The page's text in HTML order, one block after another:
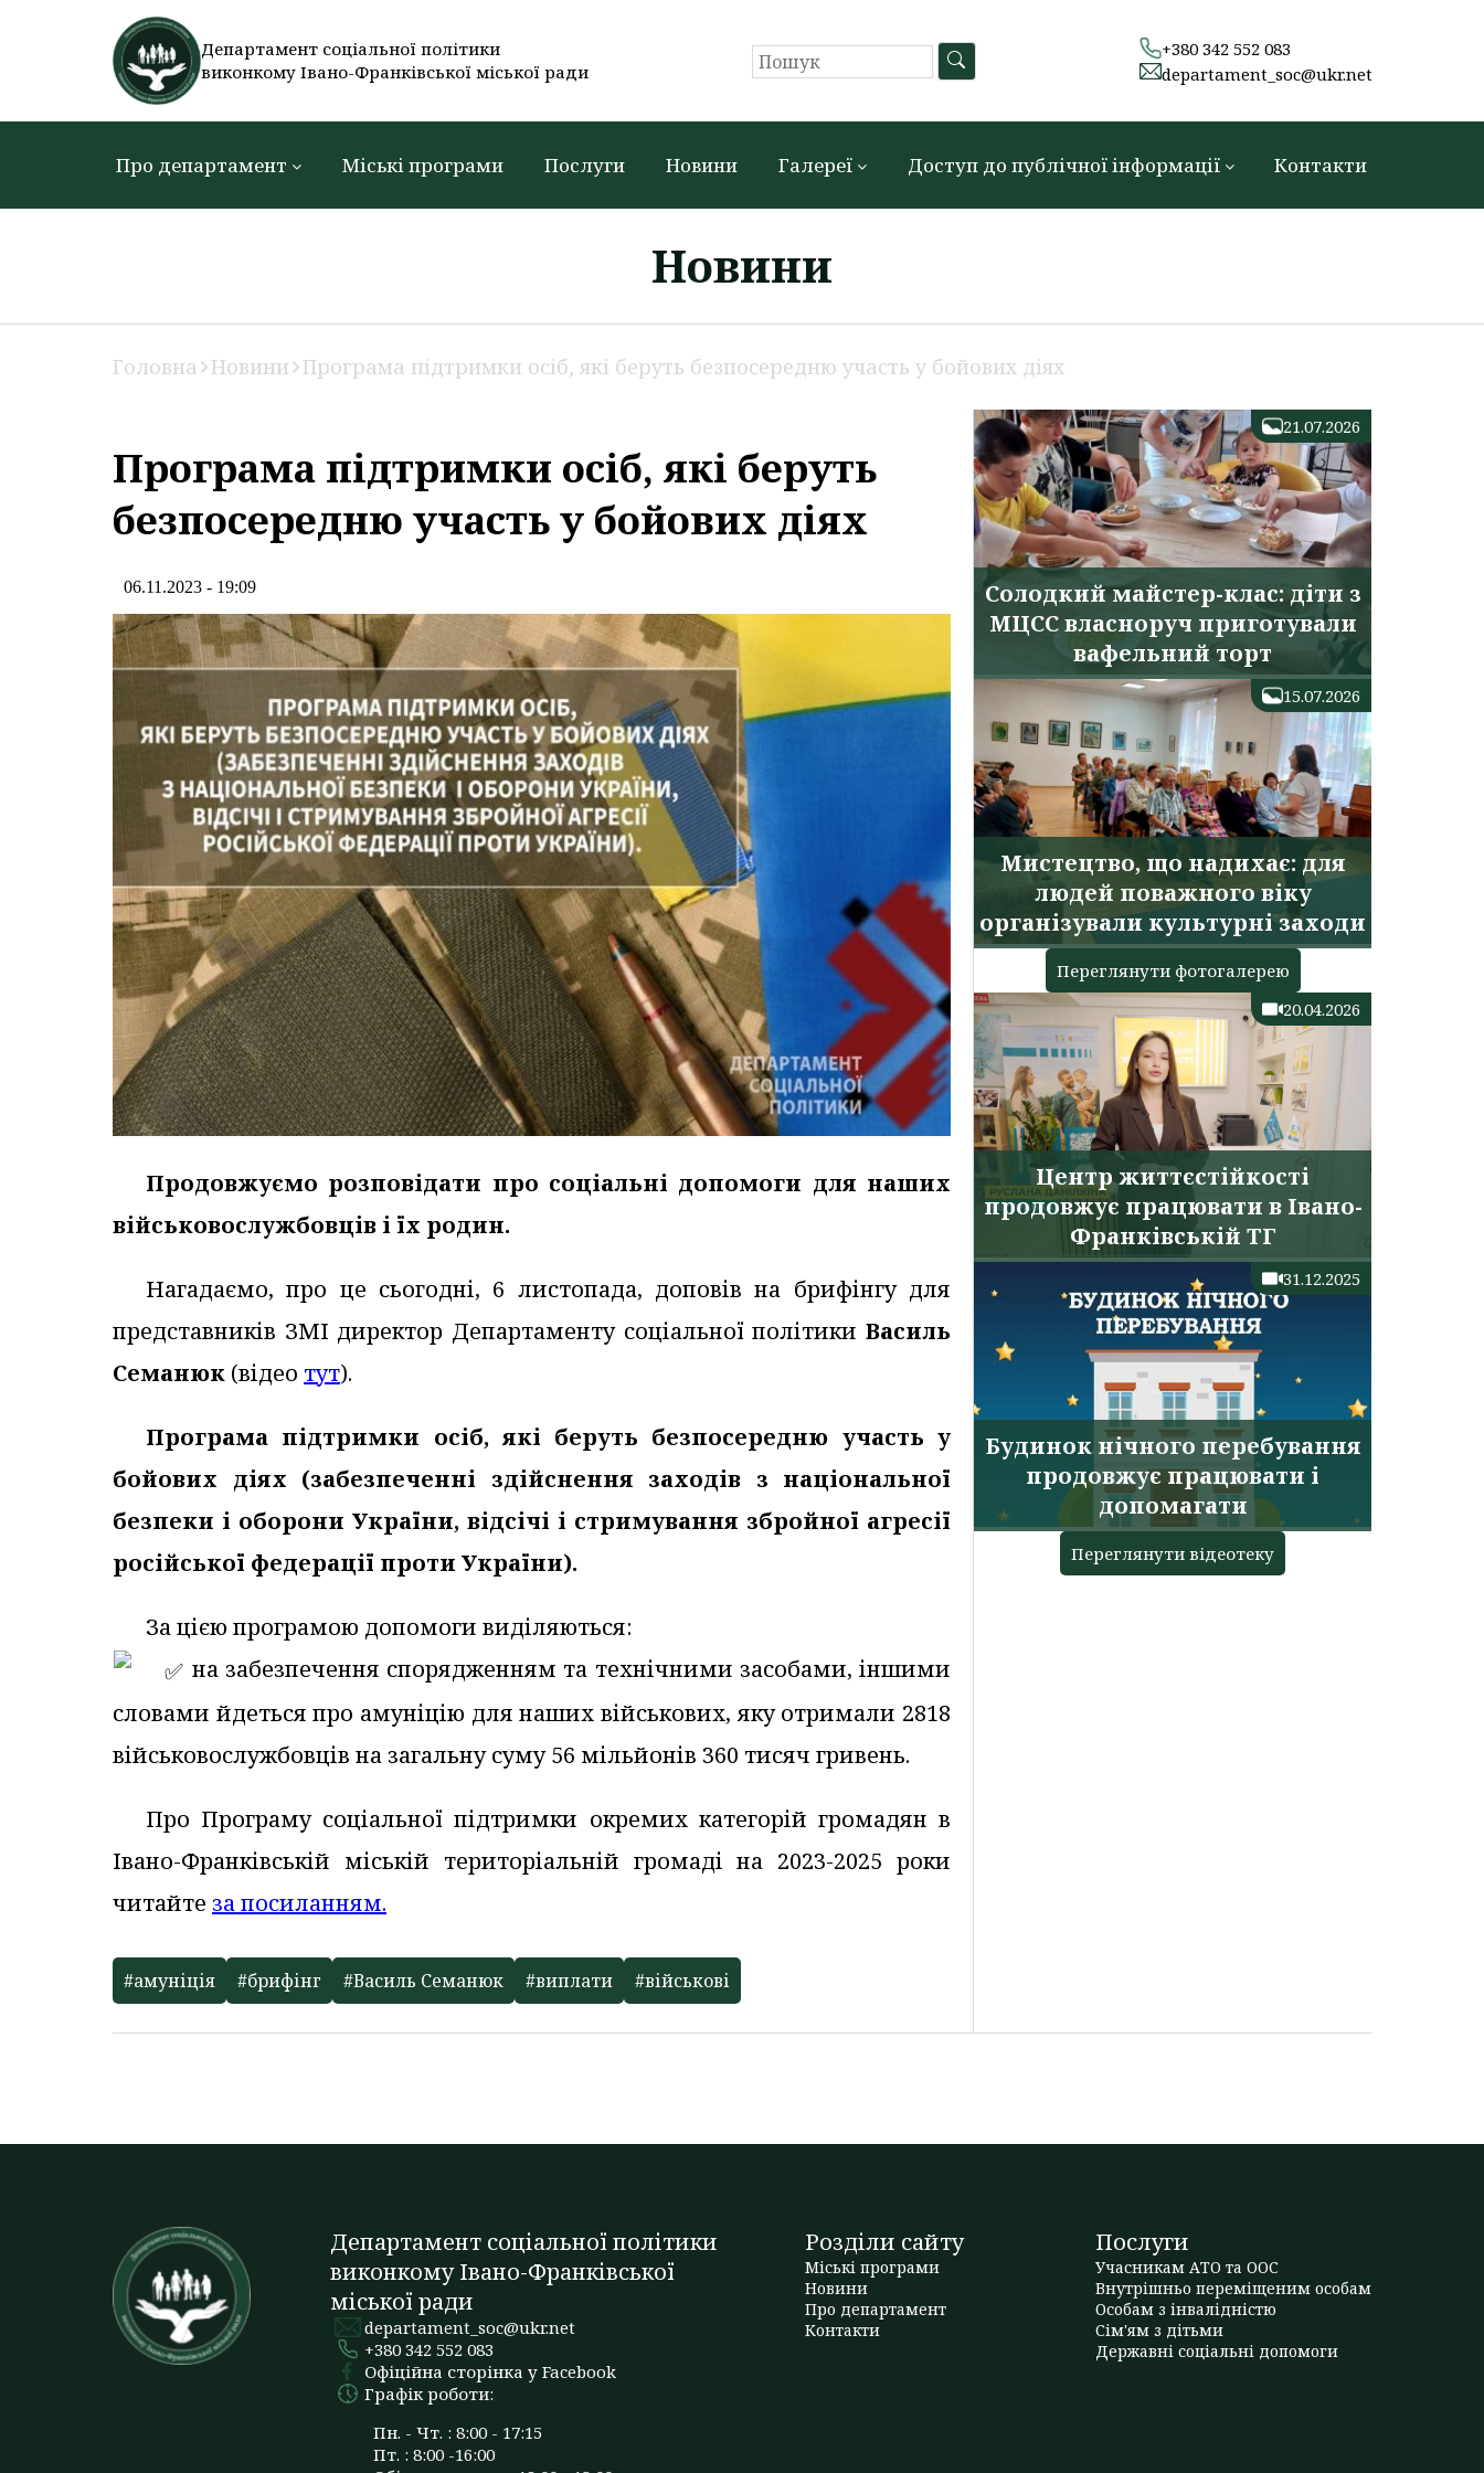
Департамент соціальної політики
виконкому Івано-Франківської міської ради
+380 342 552 083
departament_soc@ukr.net
Про департамент Міські програми Послуги Новини Галереї Доступ до публічної інформації Контакти
Новини
Головна Новини Програма підтримки осіб, які беруть безпосередню участь у бойових діях
Програма підтримки осіб, які беруть
безпосередню участь у бойових діях
06.11.2023 - 19:09
Продовжуємо розповідати про соціальні допомоги для наших
військовослужбовців і їх родин.
Нагадаємо, про це сьогодні, 6 листопада, доповів на брифінгу для
представників ЗМІ директор Департаменту соціальної політики Василь
Семанюк (відео тут).
Програма підтримки осіб, які беруть безпосередню участь у
бойових діях (забезпеченні здійснення заходів з національної
безпеки і оборони України, відсічі і стримування збройної агресії
російської федерації проти України).
За цією програмою допомоги виділяються:
️ на забезпечення спорядженням та технічними засобами, іншими
словами йдеться про амуніцію для наших військових, яку отримали 2818
військовослужбовців на загальну суму 56 мільйонів 360 тисяч гривень.
Про Програму соціальної підтримки окремих категорій громадян в
Івано-Франківській міській територіальній громаді на 2023-2025 роки
читайте за посиланням.
#амуніція #брифінг #Василь Семанюк #виплати #військові
Солодкий майстер-клас: діти з
МЦСС власноруч приготували
вафельний торт
21.07.2026
Мистецтво, що надихає: для
людей поважного віку
організували культурні заходи
15.07.2026
Переглянути фотогалерею
Центр життєстійкості
продовжує працювати в Івано-
Франківській ТГ
20.04.2026
Будинок нічного перебування
продовжує працювати і
допомагати
31.12.2025
Переглянути відеотеку
Департамент соціальної політики
виконкому Івано-Франківської
міської ради
departament_soc@ukr.net
+380 342 552 083
Офіційна сторінка у Facebook
Графік роботи:
Пн. - Чт. : 8:00 - 17:15
Пт. : 8:00 -16:00
Розділи сайту
Міські програми
Новини
Про департамент
Контакти
Послуги
Учасникам АТО та ООС
Внутрішньо переміщеним особам
Особам з інвалідністю
Сім'ям з дітьми
Державні соціальні допомоги